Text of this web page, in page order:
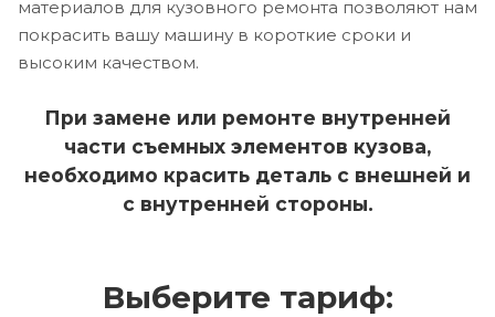
материалов для кузовного ремонта позволяют нам
покрасить вашу машину в короткие сроки и
высоким качеством.
При замене или ремонте внутренней
части съемных элементов кузова,
необходимо красить деталь с внешней и
с внутренней стороны.
Выберите тариф: